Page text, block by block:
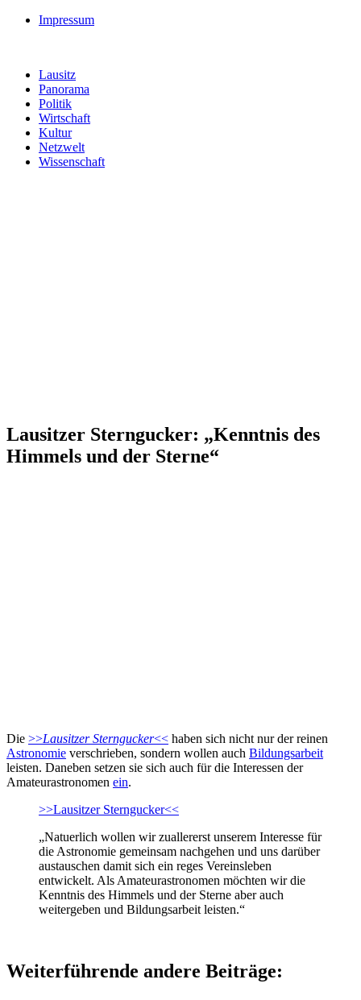
Impressum
Lausitz
Panorama
Politik
Wirtschaft
Kultur
Netzwelt
Wissenschaft
Lausitzer Sterngucker: „Kenntnis des
Himmels und der Sterne“
Die >>Lausitzer Sterngucker<< haben sich nicht nur der reinen
Astronomie verschrieben, sondern wollen auch Bildungsarbeit
leisten. Daneben setzen sie sich auch für die Interessen der
Amateurastronomen ein.
>>Lausitzer Sterngucker<<
„Natuerlich wollen wir zuallererst unserem Interesse für
die Astronomie gemeinsam nachgehen und uns darüber
austauschen damit sich ein reges Vereinsleben
entwickelt. Als Amateurastronomen möchten wir die
Kenntnis des Himmels und der Sterne aber auch
weitergeben und Bildungsarbeit leisten.“
Weiterführende andere Beiträge: